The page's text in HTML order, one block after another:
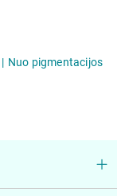
Nuo pigmentacijos